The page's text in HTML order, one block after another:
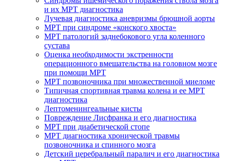
и их МРТ диагностика
Лучевая диагностика аневризмы брюшной аорты
МРТ при синдроме «конского хвоста»
МРТ патологий заднебокового угла коленного
сустава
Оценка необходимости экстренности
операционного вмешательства на головном мозге
при помощи МРТ
МРТ позвоночника при множественной миеломе
Типичная спортивная травма колена и ее МРТ
диагностика
Лептоменингеальные кисты
Повреждение Лисфранка и его диагностика
МРТ при диабетической стопе
МРТ диагностика хронической травмы
позвоночника и спинного мозга
Детский церебральный паралич и его диагностика